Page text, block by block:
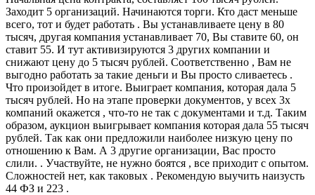
Заходит 5 организаций. Начинаются торги. Кто даст меньше
всего, тот и будет работать . Вы устанавливаете цену в 80
тысяч, другая компания устанавливает 70, Вы ставите 60, он
ставит 55. И тут активизируются 3 других компании и
снижают цену до 5 тысяч рублей. Соответственно , Вам не
выгодно работать за такие деньги и Вы просто сливаетесь .
Что произойдет в итоге. Выиграет компания, которая дала 5
тысяч рублей. Но на этапе проверки документов, у всех 3х
компаний окажется , что-то не так с документами и т.д. Таким
образом, аукцион выигрывает компания которая дала 55 тысяч
рублей. Так как они предложили наиболее низкую цену по
отношению к Вам. А 3 другие организации, Вас просто
слили. . Участвуйте, не нужно боятся , все приходит с опытом.
Сложностей нет, как таковых . Рекомендую выучить наизусть
44 ФЗ и 223 .